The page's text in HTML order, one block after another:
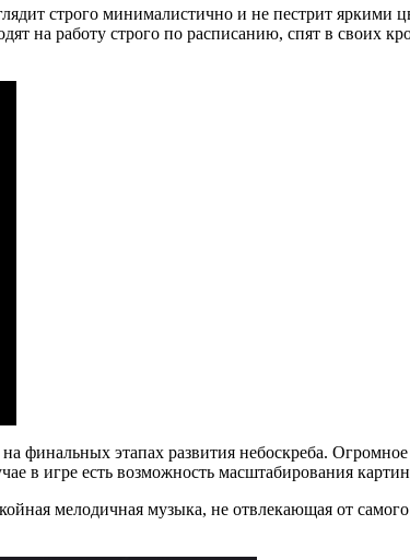
строго минималистично и не пестрит яркими
на работу строго по расписанию, спят в своих
финальных этапах развития небоскреба.
в игре есть возможность масштабирования
мелодичная музыка, не отвлекающая от